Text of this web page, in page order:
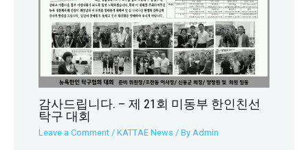
감사드립니다. – 제 21회 미동부 한인친선
탁구 대회
Leave a Comment /KATTAE News / ByAdmin